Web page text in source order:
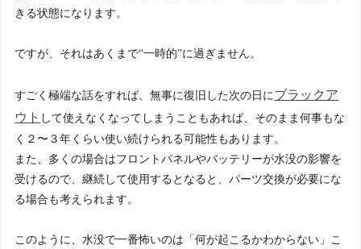
きる状態になります。
ですが、それはあくまで‘‘一時的’’に過ぎません。
すごく極端な話をすれば、無事に復旧した次の日にブラックア
ウト して使えなくなってしまうこともあれば、そのまま何事もな
く２〜３年くらい使い続けられる可能性もあります。
また、多くの場合はフロントパネルやバッテリーが水没の影響を
受けるので、継続して使用するとなると、パーツ交換が必要にな
る場合も考えられます。
このように、水没で一番怖いのは「何が起こるかわからない」こ